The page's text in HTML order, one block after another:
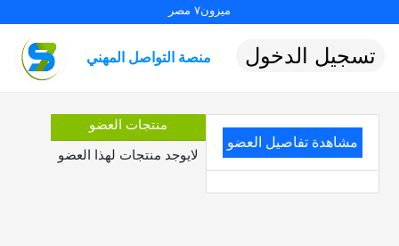
ميزون٧ مصر
منصة التواصل المهني تسجيل الدخول
مشاهدة تفاصيل العضو
منتجات العضو
لايوجد منتجات لهذا العضو